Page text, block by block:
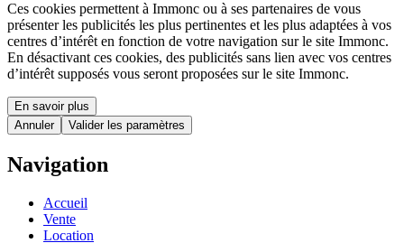
Ces cookies permettent à Immonc ou à ses partenaires de vous
présenter les publicités les plus pertinentes et les plus adaptées à vos
centres d’intérêt en fonction de votre navigation sur le site Immonc.
En désactivant ces cookies, des publicités sans lien avec vos centres
d’intérêt supposés vous seront proposées sur le site Immonc.
En savoir plus
Annuler
Valider les paramètres
Navigation
Accueil
Vente
Location